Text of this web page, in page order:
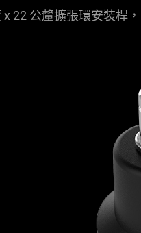
22 公釐擴張環安裝桿